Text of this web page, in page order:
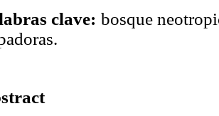
clave: bosque